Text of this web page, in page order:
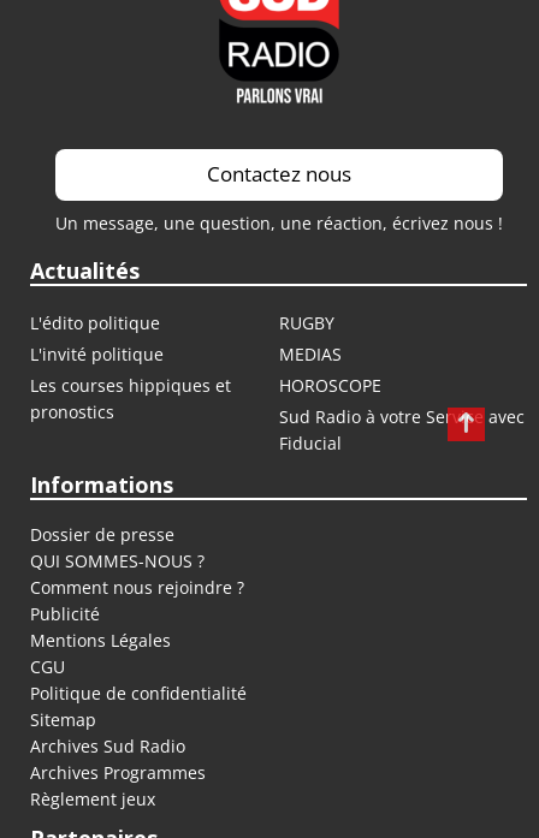
Contactez nous
Un message, une question, une réaction, écrivez nous !
Actualités
L'édito politique
RUGBY
L'invité politique
MEDIAS
Les courses hippiques et
pronostics
HOROSCOPE
Sud Radio à votre Service avec
Fiducial
Informations
Dossier de presse
QUI SOMMES-NOUS ?
Comment nous rejoindre ?
Publicité
Mentions Légales
CGU
Politique de confidentialité
Sitemap
Archives Sud Radio
Archives Programmes
Règlement jeux